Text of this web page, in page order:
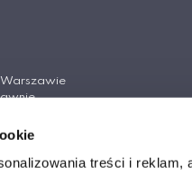
treści i reklam,
Warszawie